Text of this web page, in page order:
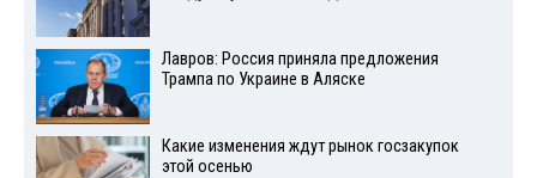
Лавров: Россия приняла предложения
Трампа по Украине в Аляске
Какие изменения ждут рынок госзакупок
этой осенью